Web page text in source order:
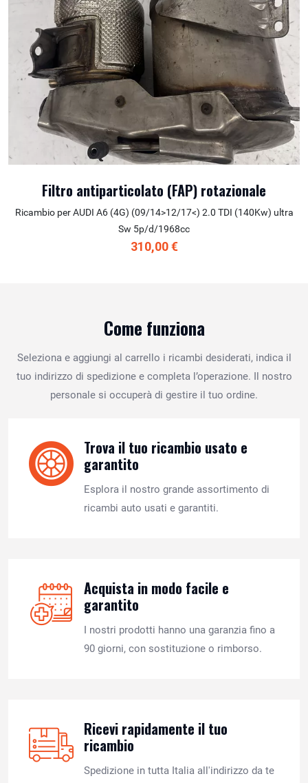
Filtro antiparticolato (FAP) rotazionale
Ricambio per AUDI A6 (4G) (09/14>12/17<) 2.0 TDI (140Kw) ultra
Sw 5p/d/1968cc
310,00 €
Come funziona
Seleziona e aggiungi al carrello i ricambi desiderati, indica il
tuo indirizzo di spedizione e completa l’operazione. Il nostro
personale si occuperà di gestire il tuo ordine.
Trova il tuo ricambio usato e
garantito
Esplora il nostro grande assortimento di
ricambi auto usati e garantiti.
Acquista in modo facile e
garantito
I nostri prodotti hanno una garanzia fino a
90 giorni, con sostituzione o rimborso.
Ricevi rapidamente il tuo
ricambio
Spedizione in tutta Italia all'indirizzo da te